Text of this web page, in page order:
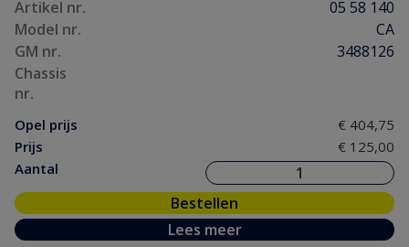
Artikel nr.
05 58 140
Model nr.
CA
GM nr.
3488126
Chassis
nr.
Opel prijs
€ 404,75
Prijs
€ 125,00
Aantal
Bestellen
Lees meer